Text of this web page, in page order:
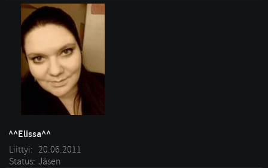
^^Elissa^^
Liittyi: 20.06.2011
Status: Jäsen